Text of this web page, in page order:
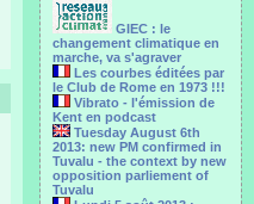
GIEC : le
changement climatique en
marche, va s'agraver
Les courbes éditées par
le Club de Rome en 1973 !!!
Vibrato - l'émission de
Kent en podcast
Tuesday August 6th
2013: new PM confirmed in
Tuvalu - the context by new
opposition parliement of
Tuvalu